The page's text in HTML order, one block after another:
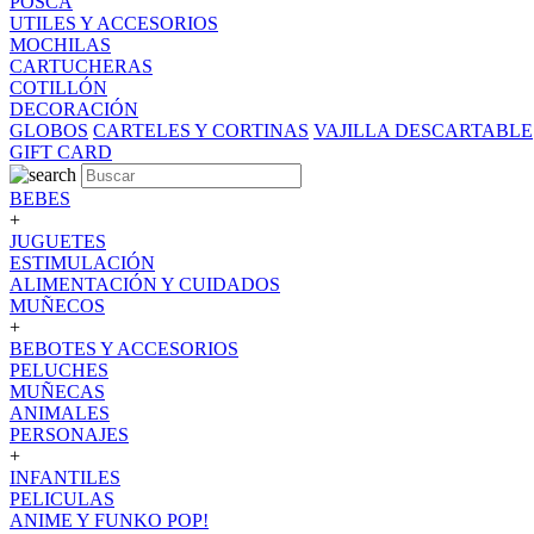
UTILES Y ACCESORIOS
MOCHILAS
CARTUCHERAS
COTILLÓN
DECORACIÓN
GLOBOS CARTELES Y CORTINAS VAJILLA DESCARTABLE
GIFT CARD
BEBES
+
JUGUETES
ESTIMULACIÓN
ALIMENTACIÓN Y CUIDADOS
MUÑECOS
+
BEBOTES Y ACCESORIOS
PELUCHES
MUÑECAS
ANIMALES
PERSONAJES
+
INFANTILES
PELICULAS
ANIME Y FUNKO POP!